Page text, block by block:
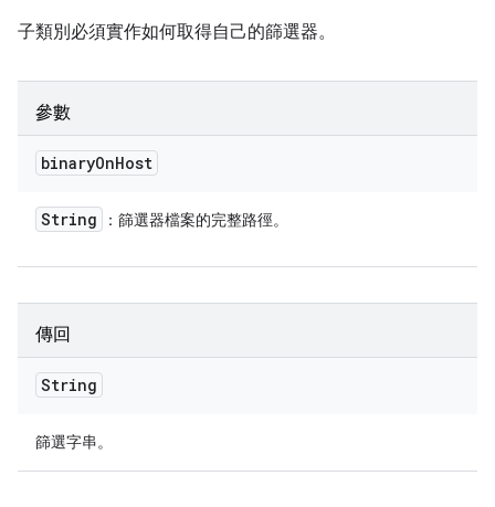
子類別必須實作如何取得自己的篩選器。
參數
binaryOnHost
String ：篩選器檔案的完整路徑。
傳回
String
篩選字串。